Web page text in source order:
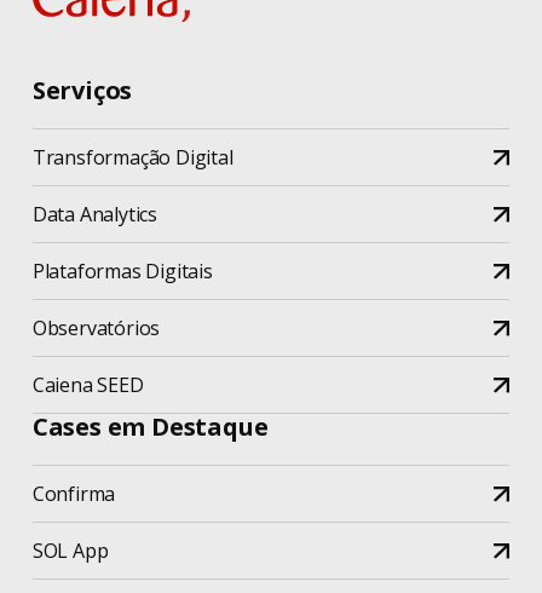
Serviços
Transformação Digital
Data Analytics
Plataformas Digitais
Observatórios
Caiena SEED
Cases em Destaque
Confirma
SOL App